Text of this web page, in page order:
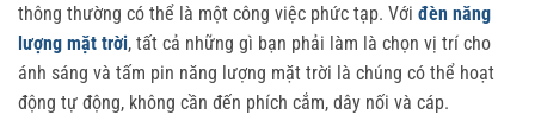
thông thường có thể là một công việc phức tạp. Với đèn năng
lượng mặt trời, tất cả những gì bạn phải làm là chọn vị trí cho
ánh sáng và tấm pin năng lượng mặt trời là chúng có thể hoạt
động tự động, không cần đến phích cắm, dây nối và cáp.